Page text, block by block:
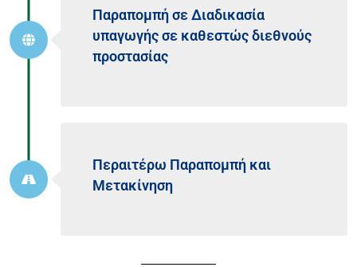
Παραπομπή σε Διαδικασία
υπαγωγής σε καθεστώς διεθνούς
προστασίας
Περαιτέρω Παραπομπή και
Μετακίνηση